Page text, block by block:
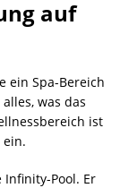
auf
ein Spa-Bereich
was das
ist
Pool. Er